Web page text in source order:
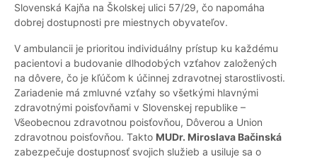
Slovenská Kajňa na Školskej ulici 57/29, čo napomáha
dobrej dostupnosti pre miestnych obyvateľov.
V ambulancii je prioritou individuálny prístup ku každému
pacientovi a budovanie dlhodobých vzťahov založených
na dôvere, čo je kľúčom k účinnej zdravotnej starostlivosti.
Zariadenie má zmluvné vzťahy so všetkými hlavnými
zdravotnými poisťovňami v Slovenskej republike –
Všeobecnou zdravotnou poisťovňou, Dôverou a Union
zdravotnou poisťovňou. Takto MUDr. Miroslava Bačinská
zabezpečuje dostupnosť svojich služieb a usiluje sa o